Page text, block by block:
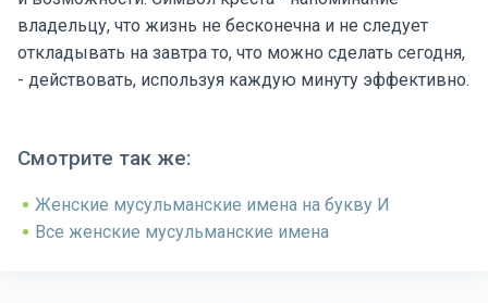
владельцу, что жизнь не бесконечна и не следует
откладывать на завтра то, что можно сделать сегодня,
- действовать, используя каждую минуту эффективно.
Смотрите так же:
Женские мусульманские имена на букву И
Все женские мусульманские имена